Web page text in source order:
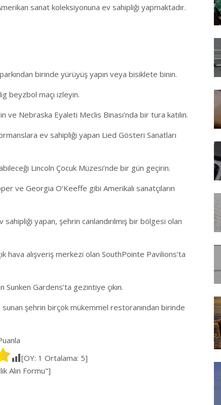
sanat koleksiyonuna ev sahipliği yapmaktadır.
birinde yürüyüş yapın veya bisiklete binin.
beyzbol maçı izleyin.
Nebraska Eyaleti Meclis Binası’nda bir tura katılın.
ev sahipliği yapan Lied Gösteri Sanatları
Lincoln Çocuk Müzesi’nde bir gün geçirin.
ve Georgia O’Keeffe gibi Amerikalı sanatçıların
yapan, şehrin canlandırılmış bir bölgesi olan
hava alışveriş merkezi olan SouthPointe Pavilions’ta
Gardens’ta gezintiye çıkın.
şehrin birçok mükemmel restoranından birinde
[OY: 1 Ortalama: 5]
Alın Formu"]